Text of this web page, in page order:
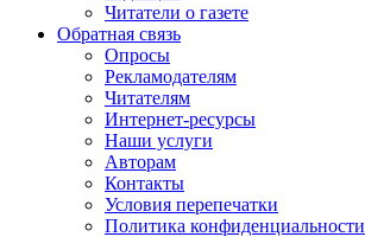
Читатели о газете
Обратная связь
Опросы
Рекламодателям
Читателям
Интернет-ресурсы
Наши услуги
Авторам
Контакты
Условия перепечатки
Политика конфиденциальности